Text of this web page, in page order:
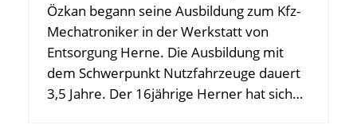
Özkan begann seine Ausbildung zum Kfz-
Mechatroniker in der Werkstatt von
Entsorgung Herne. Die Ausbildung mit
dem Schwerpunkt Nutzfahrzeuge dauert
3,5 Jahre. Der 16jährige Herner hat sich…